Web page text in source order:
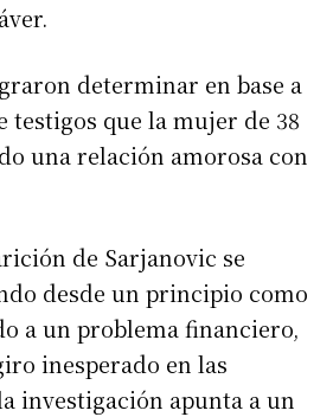
determinar en base a
testigos que la mujer de 38
una relación amorosa con
de Sarjanovic se
desde un principio como
a un problema financiero,
inesperado en las
investigación apunta a un